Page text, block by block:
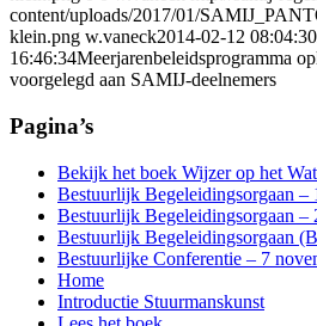
content/uploads/2017/01/
klein.png w.vaneck2014-02-12 08:04:30
16:46:34Meerjarenbeleidsprogramma
voorgelegd aan SAMIJ-deelnemers
Pagina’s
Bekijk het boek Wijzer op het
Bestuurlijk Begeleidingsorgaan –
Bestuurlijk Begeleidingsorgaan –
Bestuurlijk Begeleidingsorgaan
Bestuurlijke Conferentie – 7
Home
Introductie Stuurmanskunst